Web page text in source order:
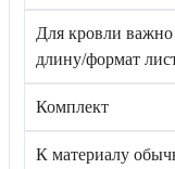
Для кровли
длину/формат
Комплект
К материалу